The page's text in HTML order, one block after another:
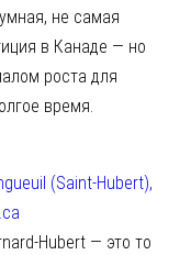
не самая
в Канаде — но
роста для
время.
(Saint-Hubert),
Hubert — это то